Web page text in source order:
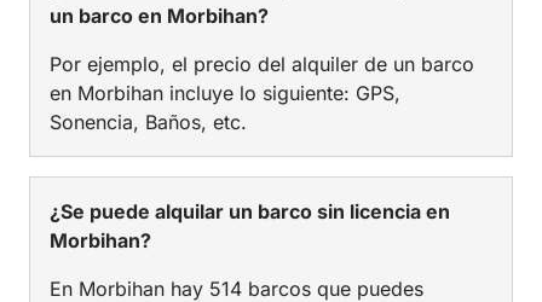
un barco en Morbihan?
Por ejemplo, el precio del alquiler de un barco
en Morbihan incluye lo siguiente: GPS,
Sonencia, Baños, etc.
¿Se puede alquilar un barco sin licencia en
Morbihan?
En Morbihan hay 514 barcos que puedes